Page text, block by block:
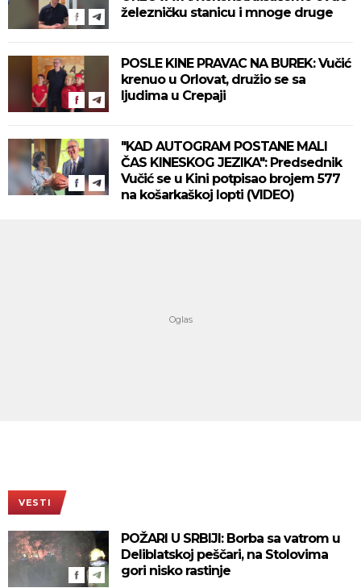
železničku stanicu i mnoge druge
POSLE KINE PRAVAC NA BUREK: Vučić
krenuo u Orlovat, družio se sa
ljudima u Crepaji
"KAD AUTOGRAM POSTANE MALI
ČAS KINESKOG JEZIKA": Predsednik
Vučić se u Kini potpisao brojem 577
na košarkaškoj lopti (VIDEO)
VESTI
POŽARI U SRBIJI: Borba sa vatrom u
Deliblatskoj peščari, na Stolovima
gori nisko rastinje